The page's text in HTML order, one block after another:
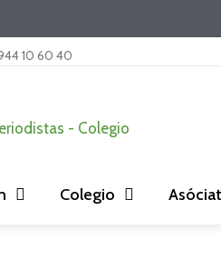
10 60 40
- Colegio
Colegio